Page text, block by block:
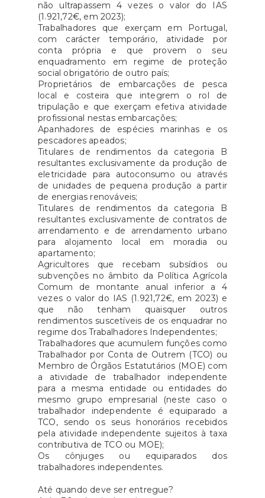
não ultrapassem 4 vezes o valor do IAS
(1.921,72€, em 2023);
Trabalhadores que exerçam em Portugal,
com carácter temporário, atividade por
conta própria e que provem o seu
enquadramento em regime de proteção
social obrigatório de outro país;
Proprietários de embarcações de pesca
local e costeira que integrem o rol de
tripulação e que exerçam efetiva atividade
profissional nestas embarcações;
Apanhadores de espécies marinhas e os
pescadores apeados;
Titulares de rendimentos da categoria B
resultantes exclusivamente da produção de
eletricidade para autoconsumo ou através
de unidades de pequena produção a partir
de energias renováveis;
Titulares de rendimentos da categoria B
resultantes exclusivamente de contratos de
arrendamento e de arrendamento urbano
para alojamento local em moradia ou
apartamento;
Agricultores que recebam subsídios ou
subvenções no âmbito da Política Agrícola
Comum de montante anual inferior a 4
vezes o valor do IAS (1.921,72€, em 2023) e
que não tenham quaisquer outros
rendimentos suscetíveis de os enquadrar no
regime dos Trabalhadores Independentes;
Trabalhadores que acumulem funções como
Trabalhador por Conta de Outrem (TCO) ou
Membro de Órgãos Estatutários (MOE) com
a atividade de trabalhador independente
para a mesma entidade ou entidades do
mesmo grupo empresarial (neste caso o
trabalhador independente é equiparado a
TCO, sendo os seus honorários recebidos
pela atividade independente sujeitos à taxa
contributiva de TCO ou MOE);
Os cônjuges ou equiparados dos
trabalhadores independentes.
Até quando deve ser entregue?